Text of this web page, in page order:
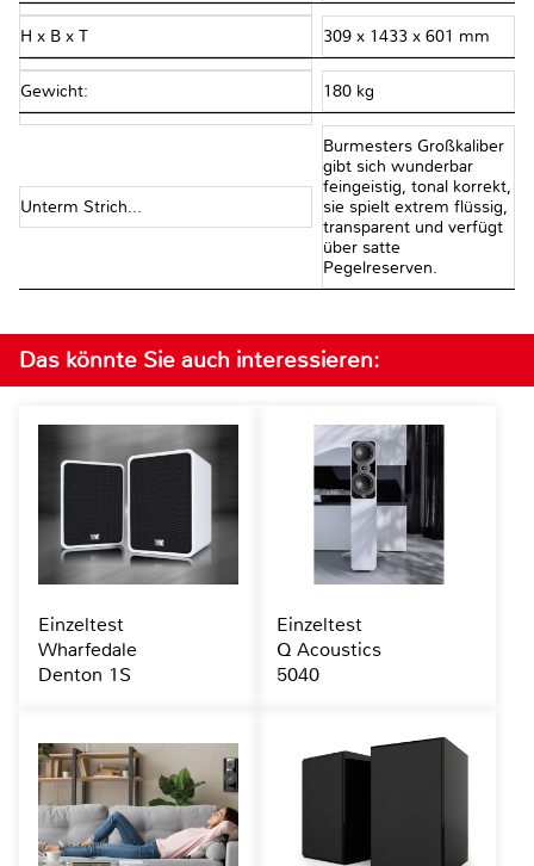
H x B x T 309 x 1433 x 601 mm
Gewicht: 180 kg
Unterm Strich...
Burmesters Großkaliber
gibt sich wunderbar
feingeistig, tonal korrekt,
sie spielt extrem flüssig,
transparent und verfügt
über satte
Pegelreserven.
Das könnte Sie auch interessieren:
Einzeltest
Wharfedale
Denton 1S
Einzeltest
Q Acoustics
5040